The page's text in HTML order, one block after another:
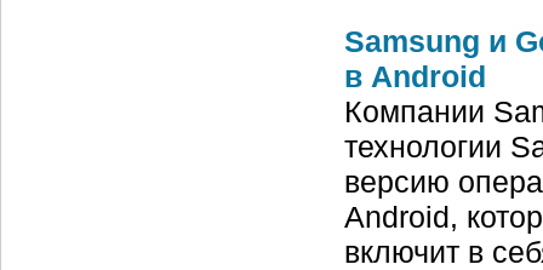
Samsung и
в Android
Компании
технологии
версию
Android,
включит в